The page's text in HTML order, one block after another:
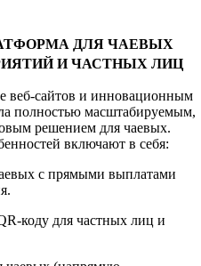
ДЛЯ ЧАЕВЫХ
И ЧАСТНЫХ ЛИЦ
веб-сайтов и инновационным
полностью масштабируемым,
решением для чаевых.
включают в себя:
с прямыми выплатами
коду для частных лиц и